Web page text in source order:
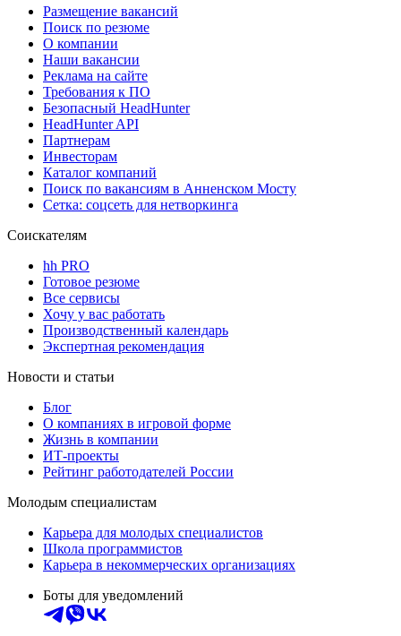
Размещение вакансий
Поиск по резюме
О компании
Наши вакансии
Реклама на сайте
Требования к ПО
Безопасный HeadHunter
HeadHunter API
Партнерам
Инвесторам
Каталог компаний
Поиск по вакансиям в Анненском Мосту
Сетка: соцсеть для нетворкинга
Соискателям
hh PRO
Готовое резюме
Все сервисы
Хочу у вас работать
Производственный календарь
Экспертная рекомендация
Новости и статьи
Блог
О компаниях в игровой форме
Жизнь в компании
ИТ-проекты
Рейтинг работодателей России
Молодым специалистам
Карьера для молодых специалистов
Школа программистов
Карьера в некоммерческих организациях
Боты для уведомлений